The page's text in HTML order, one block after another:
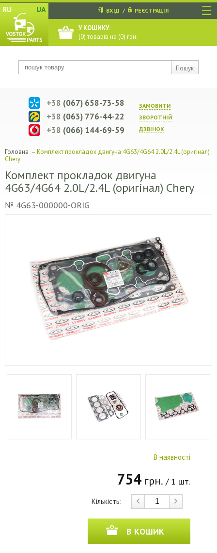
☰
RU UA
Пошук
ВХІД / РЕЄСТРАЦІЯ
У КОШИКУ:
(0) товарів на (0) грн.
ЗАМОВИТИ
ЗВОРОТНIЙ
ДЗВIНОК
+38 (067) 658-73-58
+38 (063) 776-44-22
+38 (066) 144-69-59
Головна – Комплект прокладок двигуна 4G63/4G64 2.0L/2.4L (оригінал)
Chery
Комплект прокладок двигуна
4G63/4G64 2.0L/2.4L (оригінал) Chery
№ 4G63-000000-ORIG
В наявності
754 грн. / 1 шт.
Кількість:
В КОШИК